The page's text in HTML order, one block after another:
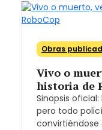
Obras
Vivo o
historia de
Sinopsis
pero todo
convirtiéndose